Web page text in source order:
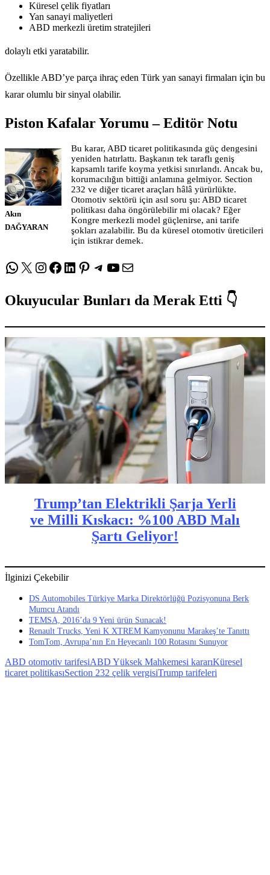
Küresel çelik fiyatları
Yan sanayi maliyetleri
ABD merkezli üretim stratejileri
dolaylı etki yaratabilir.
Özellikle ABD’ye parça ihraç eden Türk yan sanayi firmaları için bu
karar olumlu bir sinyal olabilir.
Piston Kafalar Yorumu – Editör Notu
Akın
DAĞYARAN
Bu karar, ABD ticaret politikasında güç dengesini
yeniden hatırlattı. Başkanın tek taraflı geniş
kapsamlı tarife koyma yetkisi sınırlandı. Ancak bu,
korumacılığın bittiği anlamına gelmiyor. Section
232 ve diğer ticaret araçları hâlâ yürürlükte.
Otomotiv sektörü için asıl soru şu: ABD ticaret
politikası daha öngörülebilir mi olacak? Eğer
Kongre merkezli model güçlenirse, ani tarife
şokları azalabilir. Bu da küresel otomotiv üreticileri
için istikrar demek.
WhatsApp
X Instagram
Facebook
LinkedIn
Pinterest
Telegram
YouTube
E-posta
Okuyucular Bunları da Merak Etti 👇
Trump’tan Elektrikli Şarja Yerli
ve Milli Kıskacı: %100 ABD Malı
Şartı Geliyor!
İlginizi Çekebilir
DS Automobiles Türkiye Marka Direktörlüğü Pozisyonuna Berk
Mumcu Atandı
TEMSA, 2016’da 9 Yeni ürün Sunacak!
Renault Trucks, Yeni K XTREM Kamyonunu Marakeş’te Tanıttı
TomTom, Avrupa’nın En Heyecanlı 100 Rotasını Sunuyor
ABD otomotiv tarifesiABD Yüksek Mahkemesi kararıKüresel
ticaret politikasıSection 232 çelik vergisiTrump tarifeleri